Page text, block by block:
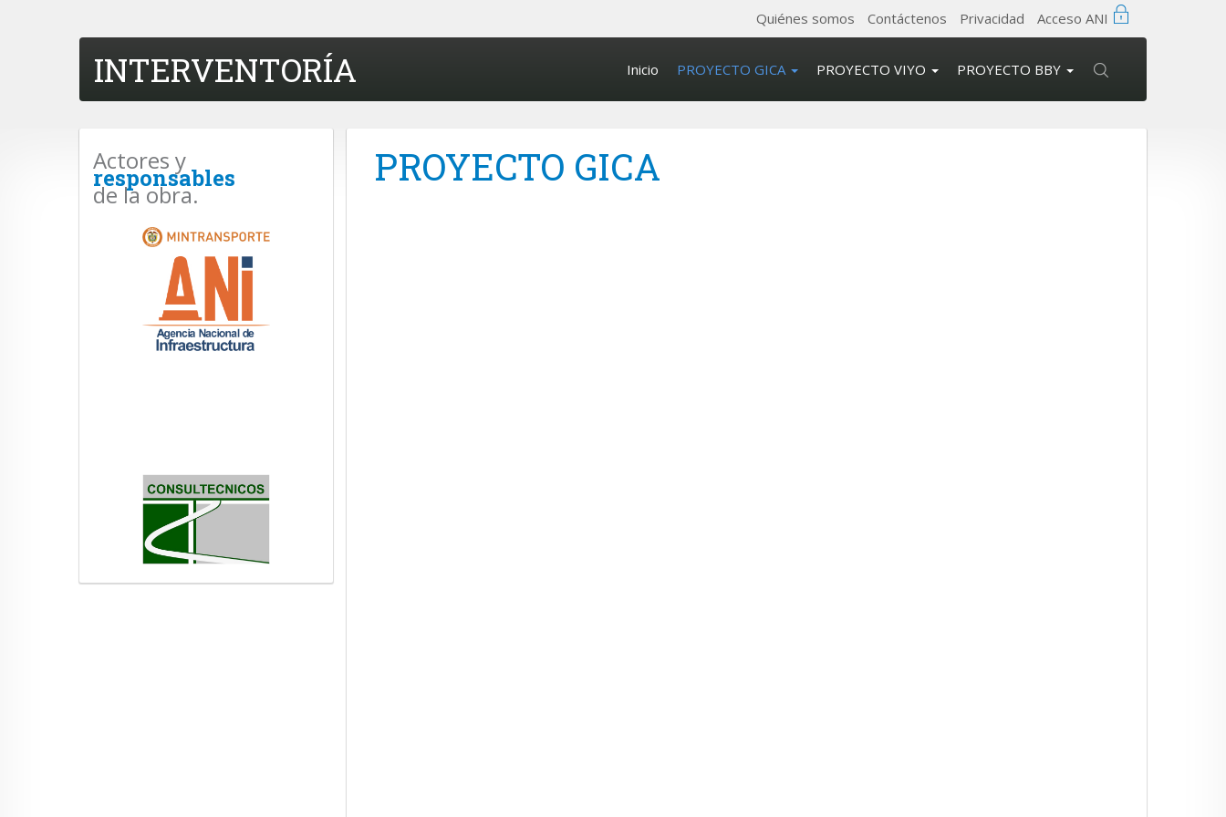
Quiénes somos Contáctenos Privacidad Acceso ANI
INTERVENTORÍA Inicio PROYECTO GICA PROYECTO VIYO PROYECTO BBY Buscar
Actores y
responsables
de la obra.
PROYECTO GICA